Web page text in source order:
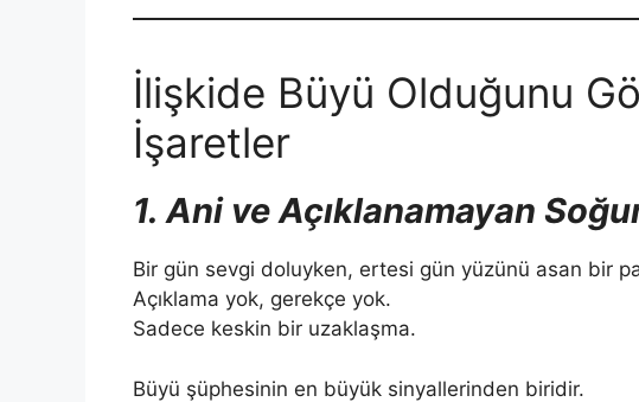
İlişkide Büyü Olduğunu
İşaretler
1. Ani ve Açıklanamayan
Bir gün sevgi doluyken, ertesi gün yüzünü asan bir
Açıklama yok, gerekçe yok.
Sadece keskin bir uzaklaşma.
Büyü şüphesinin en büyük sinyallerinden biridir.